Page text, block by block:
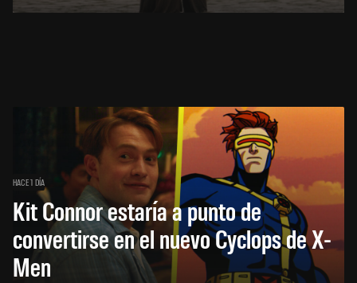
HACE 1 DÍA
Kit Connor estaría a punto de
convertirse en el nuevo Cyclops de X-
Men